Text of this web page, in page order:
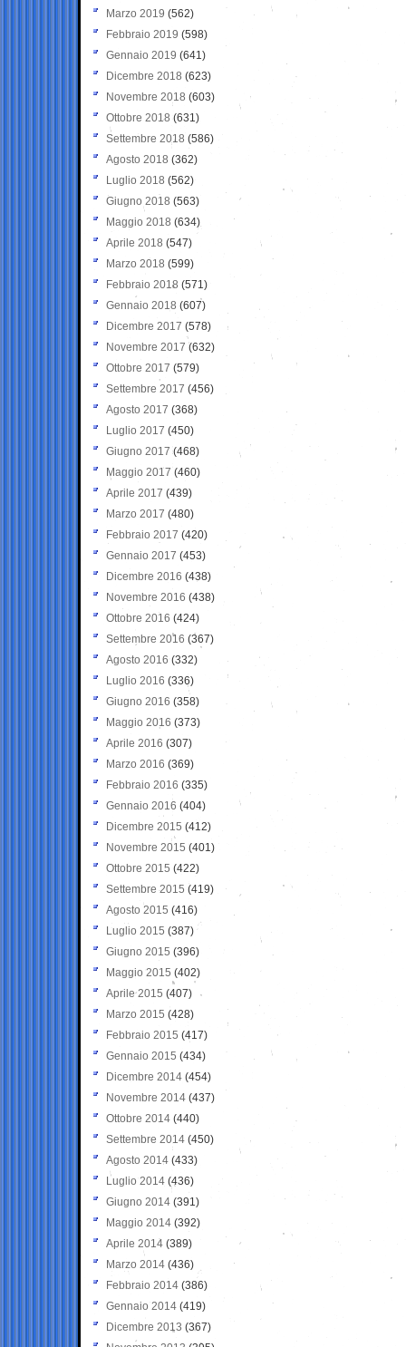
Marzo 2019 (562)
Febbraio 2019 (598)
Gennaio 2019 (641)
Dicembre 2018 (623)
Novembre 2018 (603)
Ottobre 2018 (631)
Settembre 2018 (586)
Agosto 2018 (362)
Luglio 2018 (562)
Giugno 2018 (563)
Maggio 2018 (634)
Aprile 2018 (547)
Marzo 2018 (599)
Febbraio 2018 (571)
Gennaio 2018 (607)
Dicembre 2017 (578)
Novembre 2017 (632)
Ottobre 2017 (579)
Settembre 2017 (456)
Agosto 2017 (368)
Luglio 2017 (450)
Giugno 2017 (468)
Maggio 2017 (460)
Aprile 2017 (439)
Marzo 2017 (480)
Febbraio 2017 (420)
Gennaio 2017 (453)
Dicembre 2016 (438)
Novembre 2016 (438)
Ottobre 2016 (424)
Settembre 2016 (367)
Agosto 2016 (332)
Luglio 2016 (336)
Giugno 2016 (358)
Maggio 2016 (373)
Aprile 2016 (307)
Marzo 2016 (369)
Febbraio 2016 (335)
Gennaio 2016 (404)
Dicembre 2015 (412)
Novembre 2015 (401)
Ottobre 2015 (422)
Settembre 2015 (419)
Agosto 2015 (416)
Luglio 2015 (387)
Giugno 2015 (396)
Maggio 2015 (402)
Aprile 2015 (407)
Marzo 2015 (428)
Febbraio 2015 (417)
Gennaio 2015 (434)
Dicembre 2014 (454)
Novembre 2014 (437)
Ottobre 2014 (440)
Settembre 2014 (450)
Agosto 2014 (433)
Luglio 2014 (436)
Giugno 2014 (391)
Maggio 2014 (392)
Aprile 2014 (389)
Marzo 2014 (436)
Febbraio 2014 (386)
Gennaio 2014 (419)
Dicembre 2013 (367)